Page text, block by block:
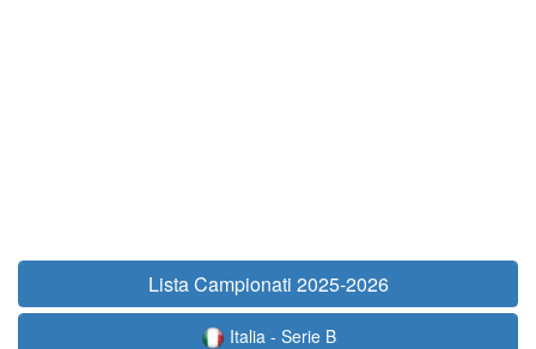
Lista Campionati 2025-2026
Italia - Serie B